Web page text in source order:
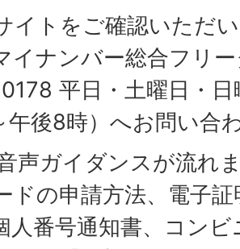
イトをご確認いただ
イナンバー総合フリ
平日・土曜日・日
午後8時）へお問い合
音声ガイダンスが流れ
ドの申請方法、電子
人番号通知書、コン